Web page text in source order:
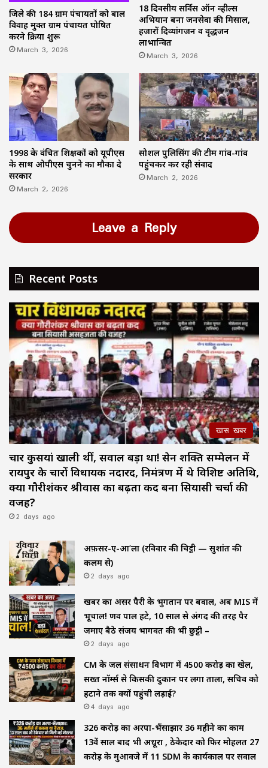
जिले की 184 ग्राम पंचायतों को बाल
विवाह मुक्त ग्राम पंचायत घोषित
करने प्रक्रिया शुरू
March 3, 2026
18 दिवसीय सर्विस ऑन व्हील्स
अभियान बना जनसेवा की मिसाल,
हजारों दिव्यांगजन व वृद्धजन
लाभान्वित
March 3, 2026
1998 के वंचित शिक्षकों को यूपीएस
के साथ ओपीएस चुनने का मौका दे
सरकार
March 2, 2026
सोशल पुलिसिंग की टीम गांव-गांव
पहुंचकर कर रही संवाद
March 2, 2026
Leave a Reply
Recent Posts
खास खबर
चार कुर्सियां खाली थीं, सवाल बड़ा था! सेन शक्ति सम्मेलन में
रायपुर के चारों विधायक नदारद, निमंत्रण में थे विशिष्ट अतिथि,
क्या गौरीशंकर श्रीवास का बढ़ता कद बना सियासी चर्चा की
वजह?
2 days ago
अफ़सर-ए-आ’ला (रविवार की चिट्ठी — सुशांत की
कलम से)
2 days ago
खबर का असर पैरी के भुगतान पर बवाल, अब MIS में
भूचाल! प्रणव पाल हटे, 10 साल से अंगद की तरह पैर
जमाए बैठे संजय भागवत की भी छुट्टी –
2 days ago
CM के जल संसाधन विभाग में ₹4500 करोड़ का खेल,
सख्त नॉर्म्स से किसकी दुकान पर लगा ताला, सचिव को
हटाने तक क्यों पहुंची लड़ाई?
4 days ago
₹326 करोड़ का अरपा-भैंसाझार 36 महीने का काम
13वें साल बाद भी अधूरा , ठेकेदार को फिर मोहलत ₹27
करोड़ के मुआवजे में 11 SDM के कार्यकाल पर सवाल